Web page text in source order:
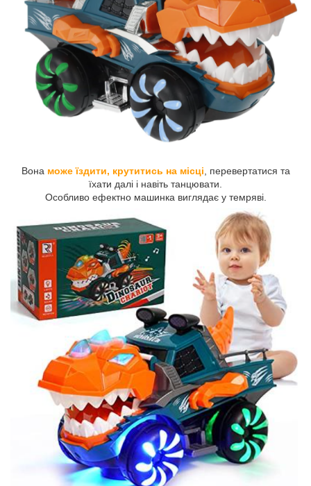
Вона може їздити, крутитись на місці , перевертатися та
їхати далі і навіть танцювати.
Особливо ефектно машинка виглядає у темряві.